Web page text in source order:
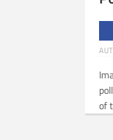
of